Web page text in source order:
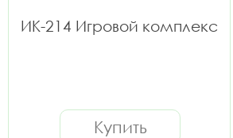
ИК-214 Игровой комплекс
Купить